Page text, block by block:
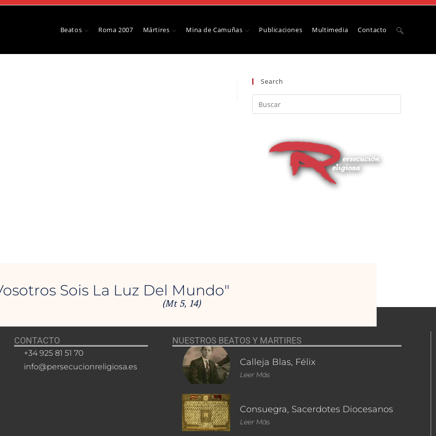
Beatos Roma 2007 Mártires Mina de Camuñas Publicaciones Multimedia Contacto
Search
Sois La Luz Del Mundo"
(Mt 5, 14)
CONTACTO
+34 925 81 51 70
info@persecucionreligiosa.es
NUESTROS BEATOS Y MARTIRES
Calleja Blas, Félix
Leer Más
Consuegra, Sacerdotes Diocesanos
Leer Más